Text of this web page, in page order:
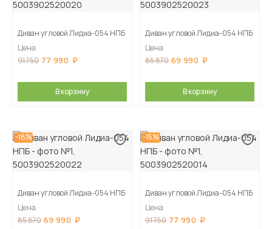
Диван угловой Лидиа-054 НПБ
Цена
91 750 77 990
В корзину
Диван угловой Лидиа-054 НПБ
Цена
85 870 69 990
В корзину
-18%
Диван угловой Лидиа-054 НПБ
Цена
85 870 69 990
-15%
Диван угловой Лидиа-054 НПБ
Цена
91 750 77 990